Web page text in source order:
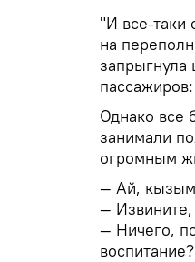
"И все-таки
на
запрыгнула
Однако все
занимали
огромным
— Ай,
—
— Ничего,
воспитание?